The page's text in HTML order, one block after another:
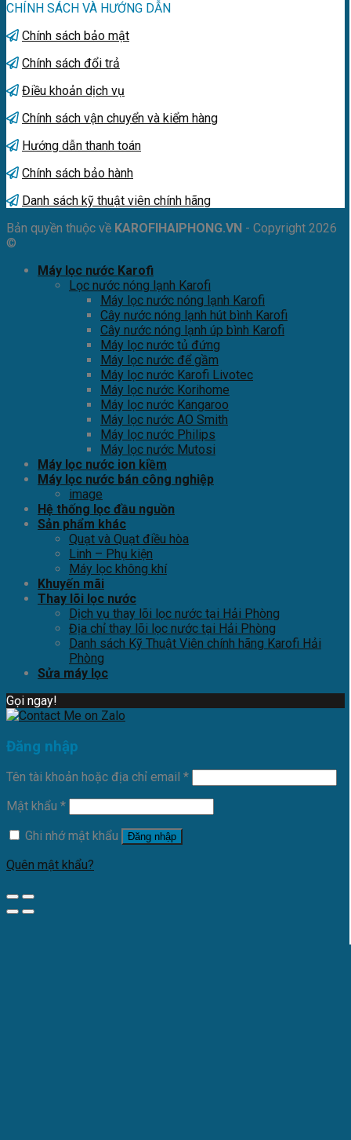
CHÍNH SÁCH VÀ HƯỚNG DẪN
Chính sách bảo mật
Chính sách đổi trả
Điều khoản dịch vụ
Chính sách vận chuyển và kiểm hàng
Hướng dẫn thanh toán
Chính sách bảo hành
Danh sách kỹ thuật viên chính hãng
Bản quyền thuộc về KAROFIHAIPHONG.VN - Copyright 2026
©
Máy lọc nước Karofi
Lọc nước nóng lạnh Karofi
Máy lọc nước nóng lạnh Karofi
Cây nước nóng lạnh hút bình Karofi
Cây nước nóng lạnh úp bình Karofi
Máy lọc nước tủ đứng
Máy lọc nước để gầm
Máy lọc nước Karofi Livotec
Máy lọc nước Korihome
Máy lọc nước Kangaroo
Máy lọc nước AO Smith
Máy lọc nước Philips
Máy lọc nước Mutosi
Máy lọc nước ion kiềm
Máy lọc nước bán công nghiệp
image
Hệ thống lọc đầu nguồn
Sản phẩm khác
Quạt và Quạt điều hòa
Linh – Phụ kiện
Máy lọc không khí
Khuyến mãi
Thay lõi lọc nước
Dịch vụ thay lõi lọc nước tại Hải Phòng
Địa chỉ thay lõi lọc nước tại Hải Phòng
Danh sách Kỹ Thuật Viên chính hãng Karofi Hải
Phòng
Sửa máy lọc
Gọi ngay!
Đăng nhập
Tên tài khoản hoặc địa chỉ email *
Mật khẩu *
Ghi nhớ mật khẩu
Đăng nhập
Quên mật khẩu?